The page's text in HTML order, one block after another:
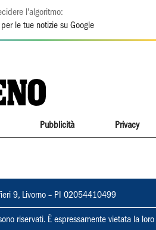
l'algoritmo:
le tue notizie su Google
Pubblicità Privacy
9, Livorno – PI 02054410499
riservati. È espressamente vietata la